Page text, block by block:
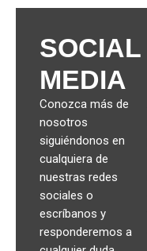
SOCIAL
MEDIA
Conozca más de
nosotros
siguiéndonos en
cualquiera de
nuestras redes
sociales o
escríbanos y
responderemos a